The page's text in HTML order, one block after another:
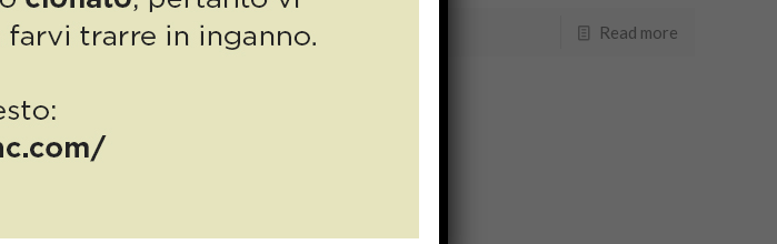
0 Read more